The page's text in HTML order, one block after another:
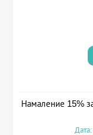
Намаление 15%